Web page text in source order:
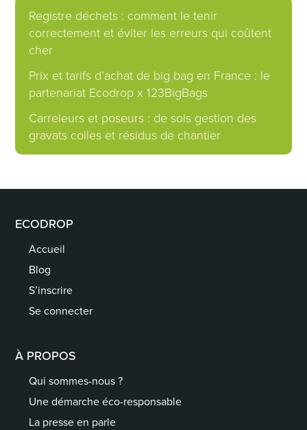
Registre déchets : comment le tenir
correctement et éviter les erreurs qui coûtent
cher
Prix et tarifs d’achat de big bag en France : le
partenariat Ecodrop x 123BigBags
Carreleurs et poseurs : de sols gestion des
gravats colles et résidus de chantier
ECODROP
Accueil
Blog
S’inscrire
Se connecter
À PROPOS
Qui sommes-nous ?
Une démarche éco-responsable
La presse en parle